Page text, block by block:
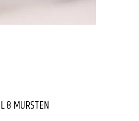
8 MURSTEN